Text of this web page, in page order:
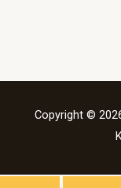
Copyright ©